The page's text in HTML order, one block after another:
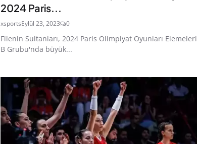
2024 Paris...
xsportsEylül 23, 2023 0
Filenin Sultanları, 2024 Paris Olimpiyat Oyunları Elemeleri
B Grubu'nda büyük...